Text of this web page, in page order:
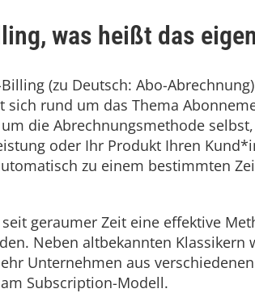
was heißt das
(zu Deutsch: Abo-
sich rund um das Thema
die Abrechnungsmethode
oder Ihr Produkt Ihren
zu einem bestimmten
geraumer Zeit eine effektive
Neben altbekannten Klassikern
Unternehmen aus
Subscription-Modell.